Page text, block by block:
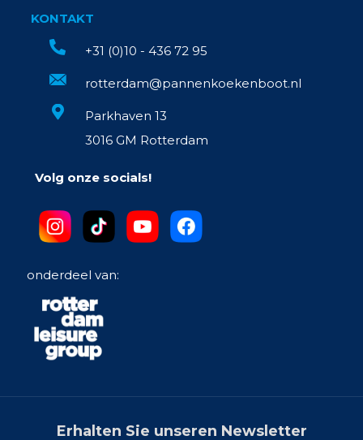
KONTAKT
+31 (0)10 - 436 72 95
rotterdam@pannenkoekenboot.nl
Parkhaven 13
3016 GM Rotterdam
Volg onze socials!
onderdeel van:
Erhalten Sie unseren Newsletter